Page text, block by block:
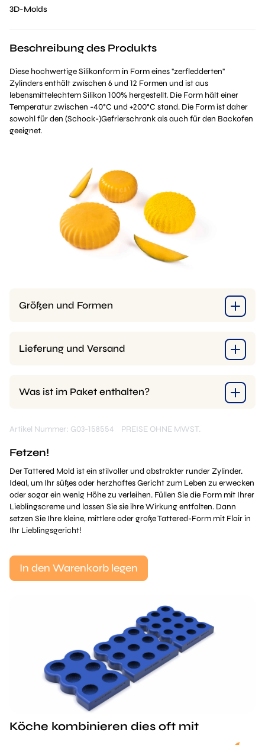
3D-Molds
Beschreibung des Produkts
Diese hochwertige Silikonform in Form eines "zerfledderten"
Zylinders enthält zwischen 6 und 12 Formen und ist aus
lebensmittelechtem Silikon 100% hergestellt. Die Form hält einer
Temperatur zwischen -40°C und +200°C stand. Die Form ist daher
sowohl für den (Schock-)Gefrierschrank als auch für den Backofen
geeignet.
Größen und Formen
Lieferung und Versand
Was ist im Paket enthalten?
Artikel Nummer: G03-158554 PREISE OHNE MWST.
Fetzen!
Der Tattered Mold ist ein stilvoller und abstrakter runder Zylinder.
Ideal, um Ihr süßes oder herzhaftes Gericht zum Leben zu erwecken
oder sogar ein wenig Höhe zu verleihen. Füllen Sie die Form mit Ihrer
Lieblingscreme und lassen Sie sie ihre Wirkung entfalten. Dann
setzen Sie Ihre kleine, mittlere oder große Tattered-Form mit Flair in
Ihr Lieblingsgericht!
In den Warenkorb legen
Köche kombinieren dies oft mit